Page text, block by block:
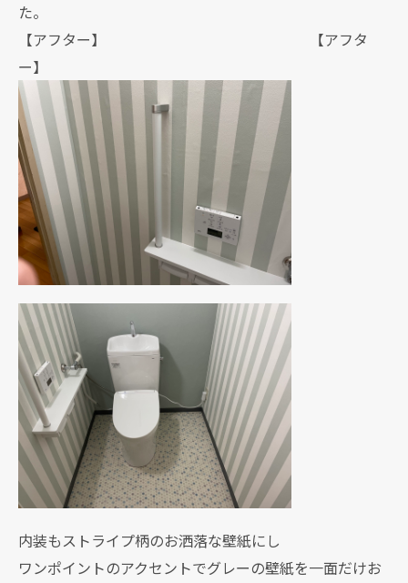
た。
【アフター】 【アフタ
ー】
内装もストライプ柄のお洒落な壁紙にし
ワンポイントのアクセントでグレーの壁紙を一面だけお